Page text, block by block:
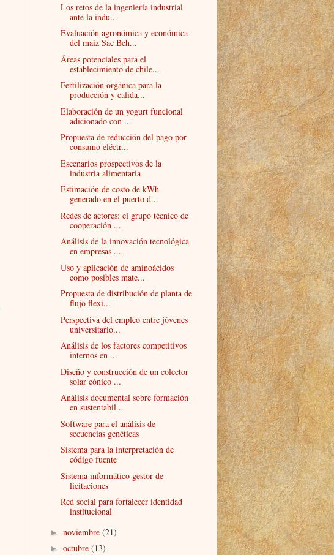
Los retos de la ingeniería industrial
ante la indu...
Evaluación agronómica y económica
del maíz Sac Beh...
Áreas potenciales para el
establecimiento de chile...
Fertilización orgánica para la
producción y calida...
Elaboración de un yogurt funcional
adicionado con ...
Propuesta de reducción del pago por
consumo eléctr...
Escenarios prospectivos de la
industria alimentaria
Estimación de costo de kWh
generado en el puerto d...
Redes de actores: el grupo técnico de
cooperación ...
Análisis de la innovación tecnológica
en empresas ...
Uso y aplicación de aminoácidos
como posibles mate...
Propuesta de distribución de planta de
flujo flexi...
Perspectiva del empleo entre jóvenes
universitario...
Análisis de los factores competitivos
internos en ...
Diseño y construcción de un colector
solar cónico ...
Análisis documental sobre formación
en sustentabil...
Software para el análisis de
secuencias genéticas
Sistema para la interpretación de
código fuente
Sistema informático gestor de
licitaciones
Red social para fortalecer identidad
institucional
► noviembre (21)
► octubre (13)